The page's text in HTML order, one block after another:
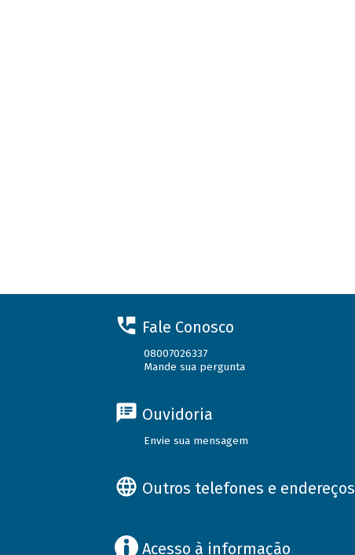
Fale Conosco
08007026337
Mande sua pergunta
Ouvidoria
Envie sua mensagem
Outros telefones e endereços
Acesso à informação